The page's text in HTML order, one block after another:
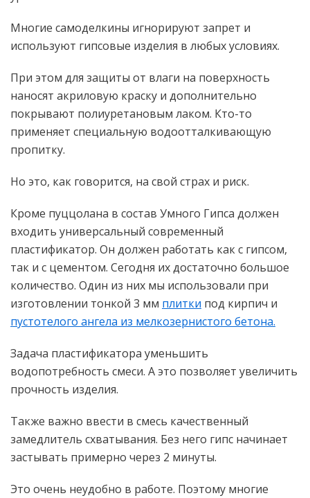
Многие самоделкины игнорируют запрет и
используют гипсовые изделия в любых условиях.
При этом для защиты от влаги на поверхность
наносят акриловую краску и дополнительно
покрывают полиуретановым лаком. Кто-то
применяет специальную водоотталкивающую
пропитку.
Но это, как говорится, на свой страх и риск.
Кроме пуццолана в состав Умного Гипса должен
входить универсальный современный
пластификатор. Он должен работать как с гипсом,
так и с цементом. Сегодня их достаточно большое
количество. Один из них мы использовали при
изготовлении тонкой 3 мм плитки под кирпич и
пустотелого ангела из мелкозернистого бетона.
Задача пластификатора уменьшить
водопотребность смеси. А это позволяет увеличить
прочность изделия.
Также важно ввести в смесь качественный
замедлитель схватывания. Без него гипс начинает
застывать примерно через 2 минуты.
Это очень неудобно в работе. Поэтому многие